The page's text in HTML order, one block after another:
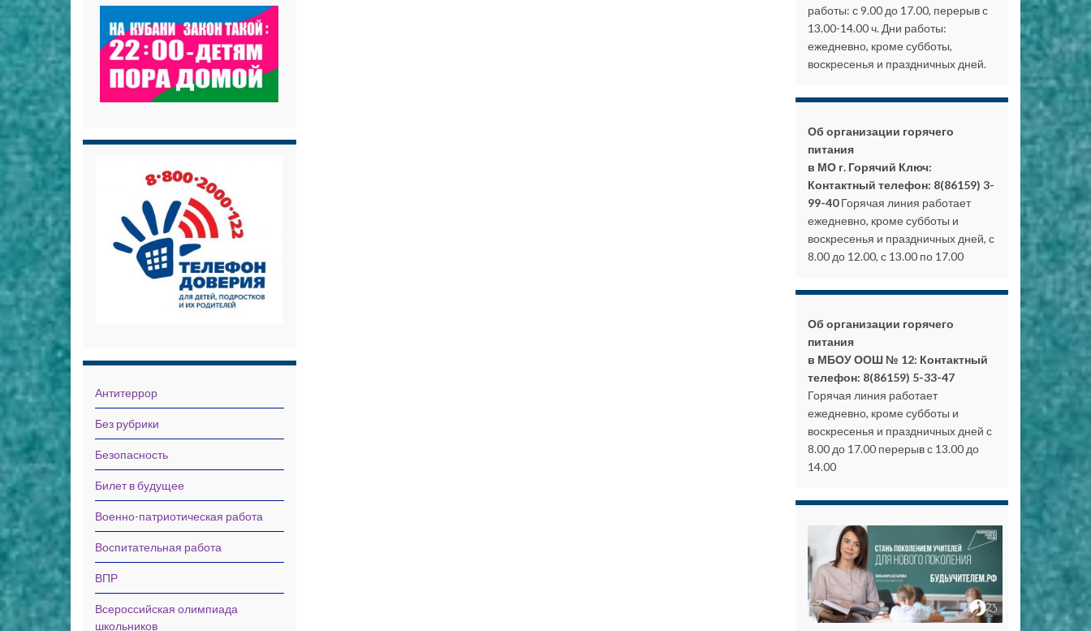
Антитеррор
Без рубрики
Безопасность
Билет в будущее
Военно-патриотическая работа
Воспитательная работа
ВПР
Всероссийская олимпиада
школьников
работы: с 9.00 до 17.00, перерыв с
13.00-14.00 ч. Дни работы:
ежедневно, кроме субботы,
воскресенья и праздничных дней.
Об организации горячего
питания
в МО г. Горячий Ключ:
Контактный телефон: 8(86159) 3-
99-40Горячая линия работает
ежедневно, кроме субботы и
воскресенья и праздничных дней, с
8.00 до 12.00, с 13.00 по 17.00
Об организации горячего
питания
в МБОУ ООШ № 12: Контактный
телефон: 8(86159) 5-33-47
Горячая линия работает
ежедневно, кроме субботы и
воскресенья и праздничных дней с
8.00 до 17.00 перерыв с 13.00 до
14.00